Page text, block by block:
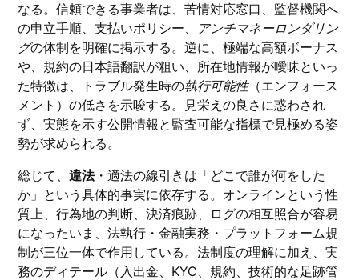
なる。信頼できる事業者は、苦情対応窓口、監督機関へ
の申立手順、支払いポリシー、
アンチマネーロンダリン
グの体制を明確に掲示する。逆に、極端な高額ボーナス
や、規約の日本語翻訳が粗い、所在地情報が曖昧といっ
た特徴は、トラブル発生時の執行可能性（エンフォース
メント）の低さを示唆する。見栄えの良さに惑わされ
ず、実態を示す公開情報と監査可能な指標で見極める姿
勢が求められる。
総じて、違法・適法の線引きは「どこで誰が何をした
か」という具体的事実に依存する。オンラインという性
質上、行為地の判断、決済痕跡、ログの相互照合が容易
になったいま、法執行・金融実務・プラットフォーム規
制が三位一体で作用している。法制度の理解に加え、実
務のディテール（入出金、KYC、規約、技術的な足跡管